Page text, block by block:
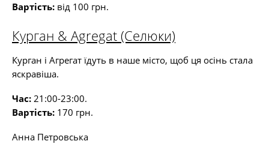
Вартість: від 100 грн.
Курган & Agregat (Селюки)
Курган і Агрегат їдуть в наше місто, щоб ця осінь стала
яскравіша.
Час: 21:00-23:00.
Вартість: 170 грн.
Анна Петровська